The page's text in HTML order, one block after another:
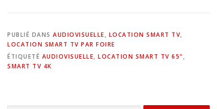
PUBLIÉ DANS AUDIOVISUELLE, LOCATION SMART TV,
LOCATION SMART TV PAR FOIRE
ÉTIQUETÉ AUDIOVISUELLE, LOCATION SMART TV 65",
SMART TV 4K